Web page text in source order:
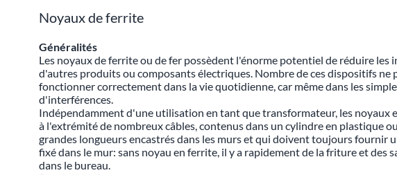
Noyaux de ferrite
Généralités
Les noyaux de ferrite ou de fer possèdent l'énorme potentiel de réduire
d'autres produits ou composants électriques. Nombre de ces dispositifs
fonctionner correctement dans la vie quotidienne, car même dans les
d'interférences.
Indépendamment d'une utilisation en tant que transformateur, les
à l'extrémité de nombreux câbles, contenus dans un cylindre en plastique
grandes longueurs encastrés dans les murs et qui doivent toujours fournir
fixé dans le mur: sans noyau en ferrite, il y a rapidement de la friture et
dans le bureau.